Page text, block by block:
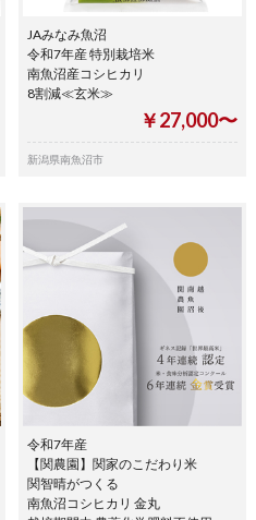
JAみなみ魚沼
令和7年産 特別栽培米
南魚沼産コシヒカリ
8割減≪玄米≫
￥27,000〜
新潟県南魚沼市
令和7年産
【関農園】関家のこだわり米
関智晴がつくる
南魚沼コシヒカリ 金丸